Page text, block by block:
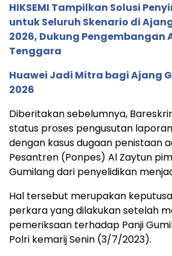
HIKSEMI Tampilkan Solusi
untuk Seluruh Skenario di
2026, Dukung Pengembangan
Tenggara
Huawei Jadi Mitra bagi Ajang
2026
Diberitakan sebelumnya,
status proses pengusutan
dengan kasus dugaan penistaan
Pesantren (Ponpes) Al Zaytun
Gumilang dari penyelidikan
Hal tersebut merupakan
perkara yang dilakukan setelah
pemeriksaan terhadap Panji
Polri kemarij Senin (3/7/2023).